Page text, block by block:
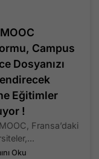
Campus
Dosyanızı
Eğitimler
!
Fransa’daki
Oku